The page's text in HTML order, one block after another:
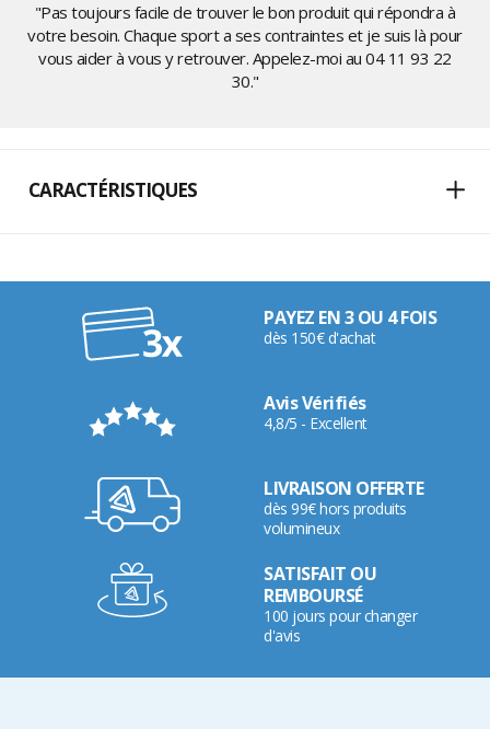
"Pas toujours facile de trouver le bon produit qui répondra à
votre besoin. Chaque sport a ses contraintes et je suis là pour
vous aider à vous y retrouver. Appelez-moi au04 11 93 22
30."
CARACTÉRISTIQUES
PAYEZ EN 3 OU 4 FOIS
dès 150€ d'achat
Avis Vérifiés
4,8/5 - Excellent
LIVRAISON OFFERTE
dès 99€ hors produits
volumineux
SATISFAIT OU
REMBOURSÉ
100 jours pour changer
d'avis